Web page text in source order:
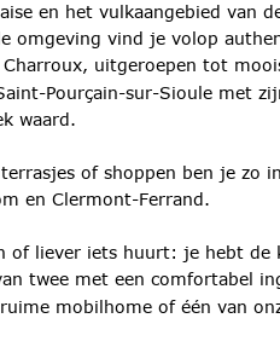
en het vulkaangebied van
omgeving vind je volop
Charroux, uitgeroepen tot
Pourçain-sur-Sioule met
waard.
of shoppen ben je zo
en Clermont-Ferrand.
of liever iets huurt: je hebt de
twee met een comfortabel
mobilhome of één van